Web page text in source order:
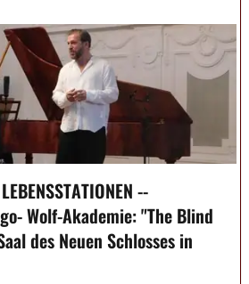
--
Wolf-Akademie: "The Blind
des Neuen Schlosses in